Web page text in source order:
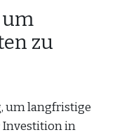
zu
um langfristige
Investition in